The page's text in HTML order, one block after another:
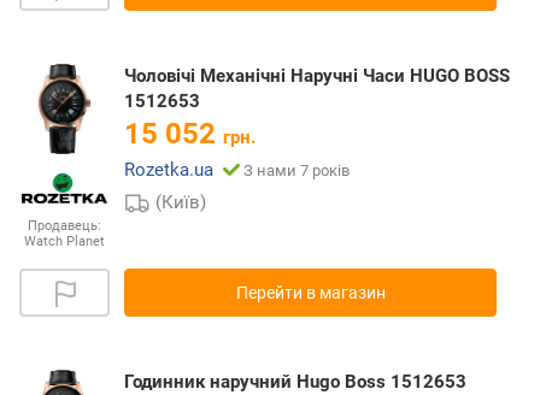
Продавець:
Watch Planet
Чоловічі Механічні Наручні Часи HUGO BOSS
1512653
15 052 грн.
Rozetka.ua
З нами 7 років
(Київ)
Перейти в магазин
Годинник наручний Hugo Boss 1512653